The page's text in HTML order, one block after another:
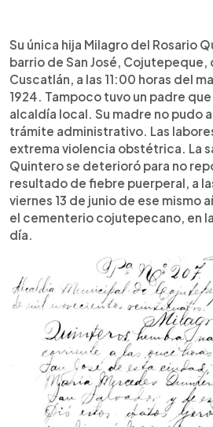
Su única hija Milagro del Rosario
barrio de San José,
Cuscatlán, a las 11:00 horas del
1924. Tampoco tuvo un padre
alcaldía local. Su madre no pudo
trámite administrativo. Las
extrema violencia obstétrica. La
Quintero se deterioró para no
resultado de fiebre puerperal, a
viernes 13 de junio de ese mismo
el cementerio cojutepecano, en
día.